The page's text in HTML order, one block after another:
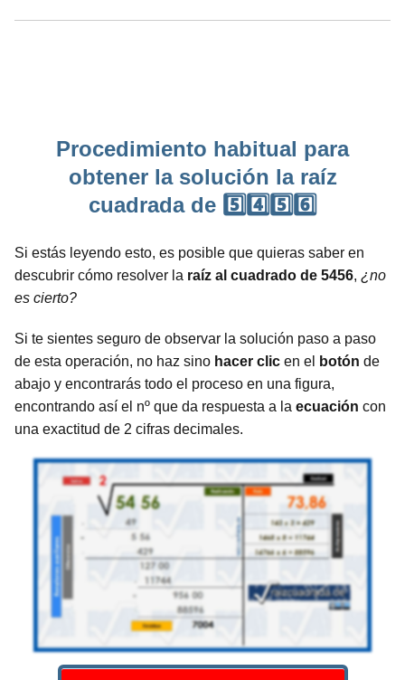
Procedimiento habitual para
obtener la solución la raíz
cuadrada de 5️⃣4️⃣5️⃣6️⃣
Si estás leyendo esto, es posible que quieras saber en
descubrir cómo resolver la raíz al cuadrado de 5456, ¿no
es cierto?
Si te sientes seguro de observar la solución paso a paso
de esta operación, no haz sino hacer clic en el botón de
abajo y encontrarás todo el proceso en una figura,
encontrando así el nº que da respuesta a la ecuación con
una exactitud de 2 cifras decimales.